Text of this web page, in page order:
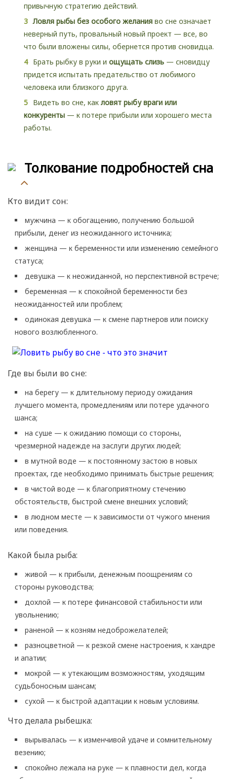
привычную стратегию действий.
Ловля рыбы без особого желания во сне означает
неверный путь, провальный новый проект — все, во
что были вложены силы, обернется против сновидца.
Брать рыбку в руки и ощущать слизь — сновидцу
придется испытать предательство от любимого
человека или близкого друга.
Видеть во сне, как ловят рыбу враги или
конкуренты — к потере прибыли или хорошего места
работы.
Толкование подробностей сна
Кто видит сон:
мужчина — к обогащению, получению большой
прибыли, денег из неожиданного источника;
женщина — к беременности или изменению семейного
статуса;
девушка — к неожиданной, но перспективной встрече;
беременная — к спокойной беременности без
неожиданностей или проблем;
одинокая девушка — к смене партнеров или поиску
нового возлюбленного.
Где вы были во сне:
на берегу — к длительному периоду ожидания
лучшего момента, промедлениям или потере удачного
шанса;
на суше — к ожиданию помощи со стороны,
чрезмерной надежде на заслуги других людей;
в мутной воде — к постоянному застою в новых
проектах, где необходимо принимать быстрые решения;
в чистой воде — к благоприятному стечению
обстоятельств, быстрой смене внешних условий;
в людном месте — к зависимости от чужого мнения
или поведения.
Какой была рыба:
живой — к прибыли, денежным поощрениям со
стороны руководства;
дохлой — к потере финансовой стабильности или
увольнению;
раненой — к козням недоброжелателей;
разноцветной — к резкой смене настроения, к хандре
и апатии;
мокрой — к утекающим возможностям, уходящим
судьбоносным шансам;
сухой — к быстрой адаптации к новым условиям.
Что делала рыбешка:
вырывалась — к изменчивой удаче и сомнительному
везению;
спокойно лежала на руке — к плавности дел, когда